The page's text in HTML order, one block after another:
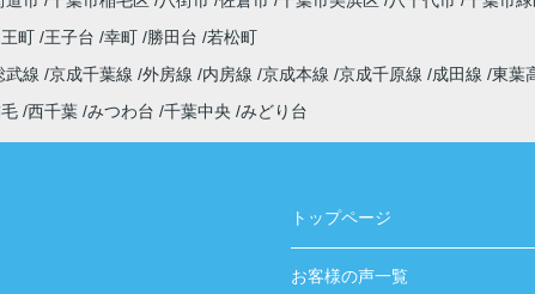
町 王子台 幸町 勝田台 若松町
武線 京成千葉線 外房線 内房線 京成本線 京成千原線 成田線 東葉
西千葉 みつわ台 千葉中央 みどり台
トップページ
お客様の声一覧